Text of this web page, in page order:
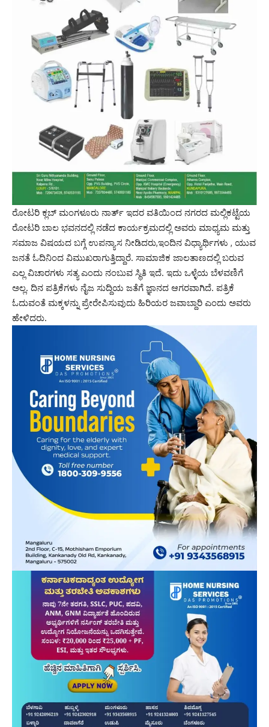
ರೋಟರಿ ಕ್ಲಬ್ ಮಂಗಳೂರು ನಾರ್ತ್ ಇದರ ವತಿಯಿಂದ ನಗರದ ಮಲ್ಲಿಕಟ್ಟೆಯ
ರೋಟರಿ ಬಾಲ ಭವನದಲ್ಲಿ ನಡೆದ ಕಾರ್ಯಕ್ರಮದಲ್ಲಿ ಅವರು ಮಾಧ್ಯಮ ಮತ್ತು
ಸಮಾಜ ವಿಷಯದ ಬಗ್ಗೆ ಉಪನ್ಯಾಸ ನೀಡಿದರು,ಇಂದಿನ ವಿಧ್ಯಾರ್ಥಿಗಳು , ಯುವ
ಜನತೆ ಓದಿನಿಂದ ವಿಮುಖರಾಗುತ್ತಿದ್ದಾರೆ. ಸಾಮಾಜಿಕ ಜಾಲತಾಣದಲ್ಲಿ ಬರುವ
ಎಲ್ಲ ವಿಚಾರಗಳು ಸತ್ಯ ಎಂದು ನಂಬುವ ಸ್ಥಿತಿ ಇದೆ. ಇದು ಒಳ್ಳೆಯ ಬೆಳವಣಿಗೆ
ಅಲ್ಲ. ದಿನ ಪತ್ರಿಕೆಗಳು ನೈಜ ಸುದ್ದಿಯ ಜತೆಗೆ ಜ್ಞಾನದ ಆಗರವಾಗಿದೆ. ಪತ್ರಿಕೆ
ಓದುವಂತೆ ಮಕ್ಕಳನ್ನು ಪ್ರೇರೇಪಿಸುವುದು ಹಿರಿಯರ ಜವಾಬ್ದಾರಿ ಎಂದು ಅವರು
ಹೇಳಿದರು.